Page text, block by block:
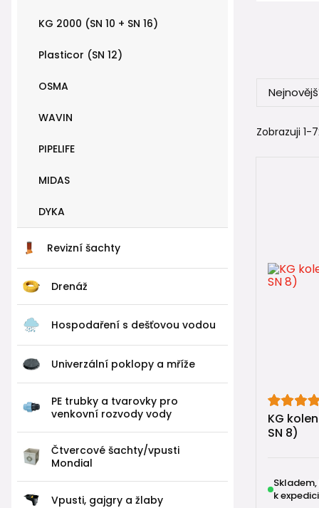
KG 2000 (SN 10 + SN 16)
Plasticor (SN 12)
OSMA
WAVIN
PIPELIFE
MIDAS
DYKA
Revizní šachty
Drenáž
Hospodaření s dešťovou vodou
Univerzální poklopy a mříže
PE trubky a tvarovky pro
venkovní rozvody vody
Čtvercové šachty/vpusti
Mondial
Vpusti, gajgry a žlaby
📐
zdroj
V praxi
🔴
✔️
✔️ lze jej
Zobrazuji 1-
KG
SN 8)
k expedici